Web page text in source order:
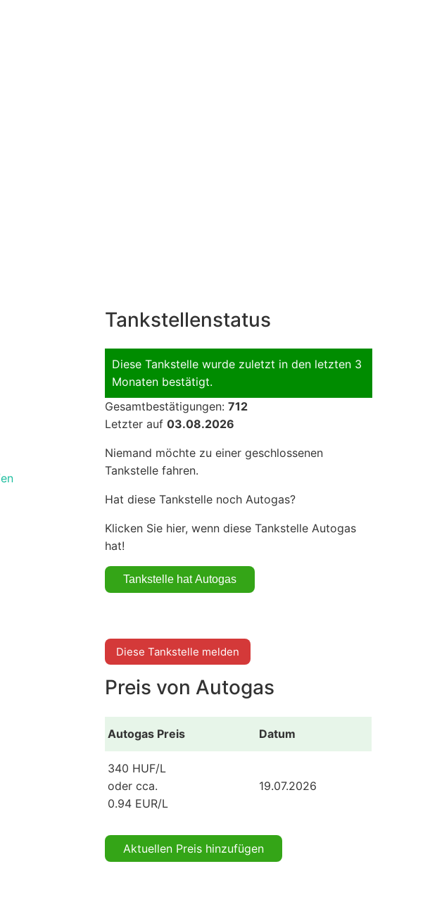
Tankstellenstatus
Diese Tankstelle wurde zuletzt in den letzten 3
Monaten bestätigt.
Gesamtbestätigungen: 712
Letzter auf 03.08.2026
Niemand möchte zu einer geschlossenen
Tankstelle fahren.
Hat diese Tankstelle noch Autogas?
Klicken Sie hier, wenn diese Tankstelle Autogas
hat!
Diese Tankstelle melden
Preis von Autogas
Autogas Preis Datum
340 HUF/L
oder cca.
0.94 EUR/L
19.07.2026
Aktuellen Preis hinzufügen